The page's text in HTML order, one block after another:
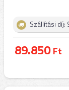
Szállítási díj:
89.850Ft